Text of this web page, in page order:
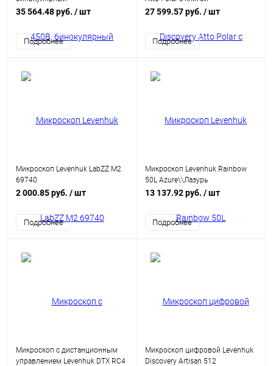
35 564.48 руб. / шт
Подробнее
27 599.57 руб. / шт
Подробнее
Микроскоп Levenhuk LabZZ M2
69740
2 000.85 руб. / шт
Подробнее
Микроскоп Levenhuk Rainbow
50L Azure\\Лазурь
13 137.92 руб. / шт
Подробнее
Микроскоп с дистанционным
управлением Levenhuk DTX RC4
Микроскоп цифровой Levenhuk
Discovery Artisan 512